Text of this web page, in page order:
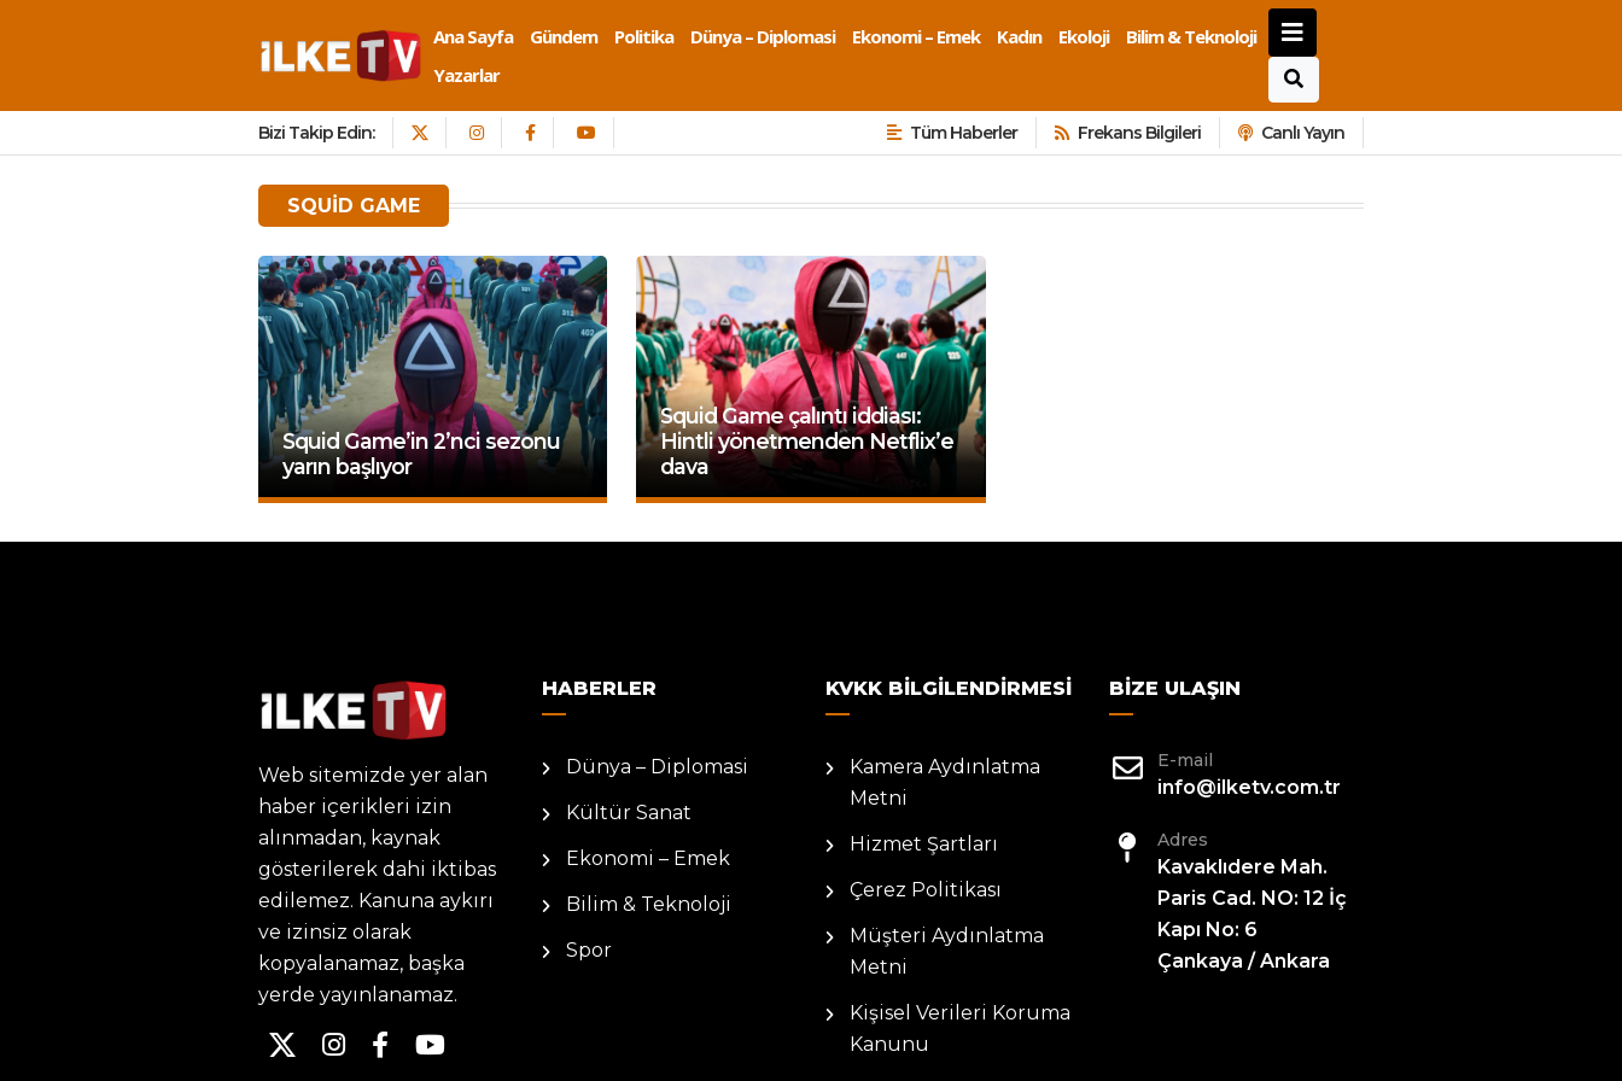
Ana Sayfa Gündem Politika Dünya – Diplomasi Ekonomi – Emek Kadın Ekoloji
Bilim & Teknoloji
Yazarlar
Bizi Takip Edin: Tüm Haberler Frekans Bilgileri Canlı Yayın
SQUID GAME
Squid Game’in 2’nci sezonu
yarın başlıyor
Squid Game çalıntı iddiası:
Hintli yönetmenden Netflix’e
dava
Web sitemizde yer alan
haber içerikleri izin
alınmadan, kaynak
gösterilerek dahi iktibas
edilemez. Kanuna aykırı
ve izinsiz olarak
kopyalanamaz, başka
yerde yayınlanamaz.
HABERLER
Dünya – Diplomasi
Kültür Sanat
Ekonomi – Emek
Bilim & Teknoloji
Spor
KVKK BILGILENDIRMESI
Kamera Aydınlatma
Metni
Hizmet Şartları
Çerez Politikası
Müşteri Aydınlatma
Metni
Kişisel Verileri Koruma
Kanunu
BIZE ULAŞIN
E-mail
info@ilketv.com.tr
Adres
Kavaklıdere Mah.
Paris Cad. NO: 12 İç
Kapı No: 6
Çankaya / Ankara